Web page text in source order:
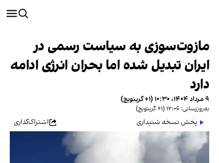
مازوت‌سوزی به سیاست رسمی در
ایران تبدیل شده اما بحران انرژی ادامه
دارد
۹ مرداد ۱۴۰۴، ۱۰:۳۰ (‎+۱ گرینویچ)
به‌روزرسانی: ۱۲:۰۶ (‎+۱ گرینویچ)
پخش نسخه شنیداری اشتراک‌گذاری